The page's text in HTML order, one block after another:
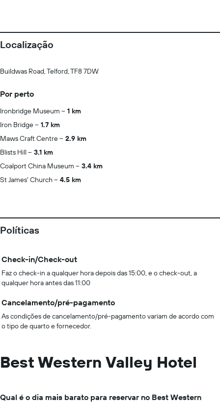
Localização
Buildwas Road, Telford, TF8 7DW
Por perto
Ironbridge Museum
1 km
Iron Bridge
1.7 km
Maws Craft Centre
2.9 km
Blists Hill
3.1 km
Coalport China Museum
3.4 km
St James' Church
4.5 km
Políticas
Check-in/Check-out
Faz o check-in a qualquer hora depois das 15:00, e o check-out, a
qualquer hora antes das 11:00
Cancelamento/pré-pagamento
As condições de cancelamento/pré-pagamento variam de acordo com
o tipo de quarto e fornecedor.
Best Western Valley Hotel
Qual é o dia mais barato para reservar no Best Western